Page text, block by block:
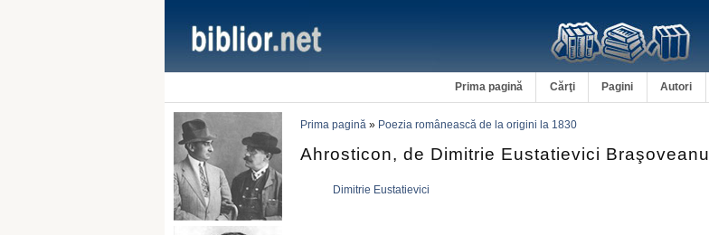
Prima pagină Cărţi Pagini Autori
Prima pagină » Poezia românească de la origini la 1830
Ahrosticon, de Dimitrie Eustatievici Braşoveanul
Dimitrie Eustatievici